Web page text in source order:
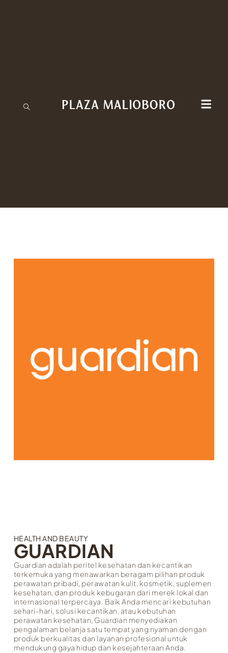
HEALTH AND BEAUTY
GUARDIAN
Guardian adalah peritel kesehatan dan kecantikan
terkemuka yang menawarkan beragam pilihan produk
perawatan pribadi, perawatan kulit, kosmetik, suplemen
kesehatan, dan produk kebugaran dari merek lokal dan
internasional terpercaya. Baik Anda mencari kebutuhan
sehari-hari, solusi kecantikan, atau kebutuhan
perawatan kesehatan, Guardian menyediakan
pengalaman belanja satu tempat yang nyaman dengan
produk berkualitas dan layanan profesional untuk
mendukung gaya hidup dan kesejahteraan Anda.